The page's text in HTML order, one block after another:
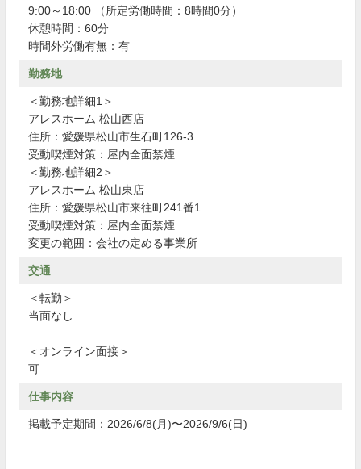
9:00～18:00 （所定労働時間：8時間0分）
休憩時間：60分
時間外労働有無：有
勤務地
＜勤務地詳細1＞
アレスホーム 松山西店
住所：愛媛県松山市生石町126-3
受動喫煙対策：屋内全面禁煙
＜勤務地詳細2＞
アレスホーム 松山東店
住所：愛媛県松山市来往町241番1
受動喫煙対策：屋内全面禁煙
変更の範囲：会社の定める事業所
交通
＜転勤＞
当面なし
＜オンライン面接＞
可
仕事内容
掲載予定期間：2026/6/8(月)〜2026/9/6(日)